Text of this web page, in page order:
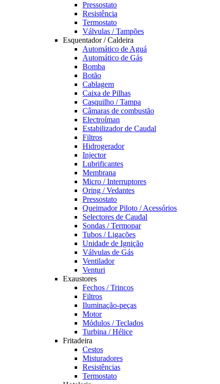
Pressostato
Resistência
Termostato
Válvulas / Tampões
Esquentador / Caldeira
Automático de Aguá
Automático de Gás
Bomba
Botão
Cablagem
Caixa de Pilhas
Casquilho / Tampa
Câmaras de combustão
Electroíman
Estabilizador de Caudal
Filtros
Hidrogerador
Injector
Lubrificantes
Membrana
Micro / Interruptores
Oring / Vedantes
Pressostato
Queimador Piloto / Acessórios
Selectores de Caudal
Sondas / Termopar
Tubos / Ligações
Unidade de Ignição
Válvulas de Gás
Ventilador
Venturi
Exaustores
Fechos / Trincos
Filtros
Iluminação-peças
Motor
Módulos / Teclados
Turbina / Hélice
Fritadeira
Cestos
Misturadores
Resistências
Termostato